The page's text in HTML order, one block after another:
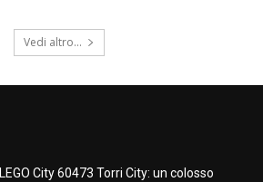
Vedi altro...
LEGO City 60473 Torri City: un colosso